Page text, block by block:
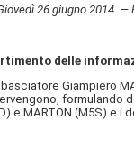
26 giugno 2014. —
delle
Giampiero
e MARTON (M5S) e i